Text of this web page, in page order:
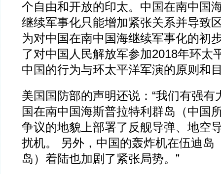
个自由和开放的印太。中国在南中国
继续军事化只能增加紧张关系并导致
为对中国在南中国海继续军事化的初
了对中国人民解放军参加2018年环太
中国的行为与环太平洋军演的原则和
美国国防部的声明还说：“我们有强有
国在南中国海斯普拉特利群岛（中国
争议的地貌上部署了反舰导弹、地空
扰机。 另外，中国的轰炸机在伍迪岛
岛）着陆也加剧了紧张局势。”